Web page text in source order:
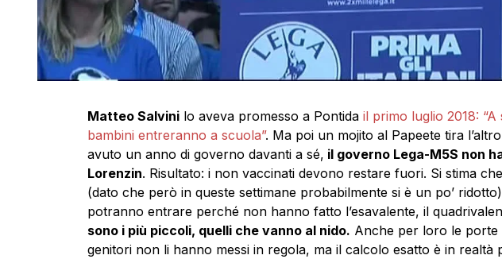
Matteo Salvinilo aveva promesso a Pontida il primo luglio 2018:
bambini entreranno a scuola”. Ma poi un mojito al Papeete tira
avuto un anno di governo davanti a sé, il governo Lega-M5S non
Lorenzin. Risultato: i non vaccinati devono restare fuori. Si stima
(dato che però in queste settimane probabilmente si è un po’
potranno entrare perché non hanno fatto l’esavalente, il
sono i più piccoli, quelli che vanno al nido. Anche per loro le porte
genitori non li hanno messi in regola, ma il calcolo esatto è in realtà